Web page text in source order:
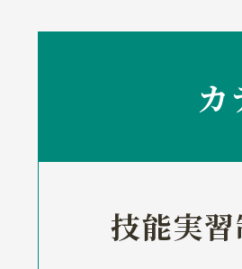
技能実